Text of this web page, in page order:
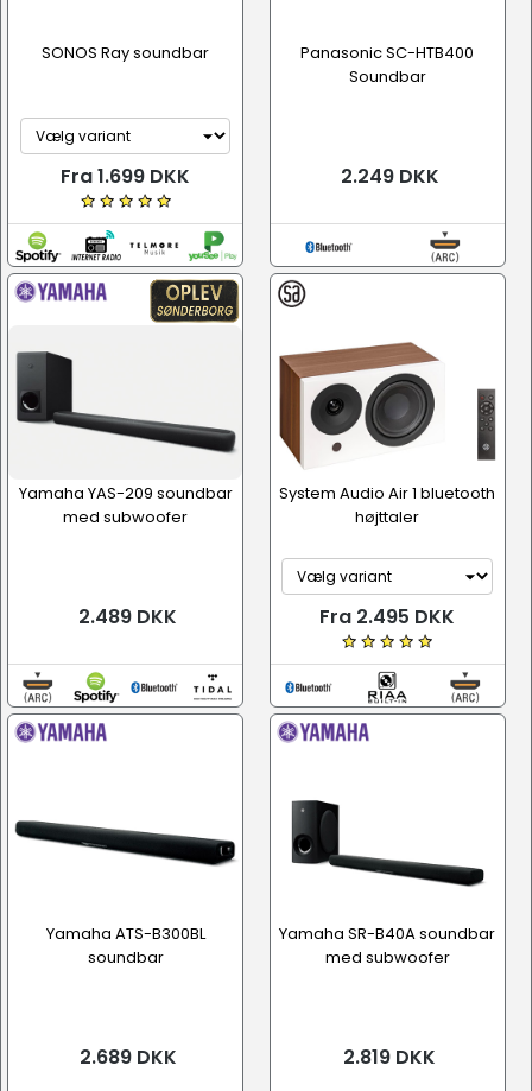
SONOS Ray soundbar
Fra 1.699 DKK
Panasonic SC-HTB400
Soundbar
2.249 DKK
Yamaha YAS-209 soundbar
med subwoofer
2.489 DKK
System Audio Air 1 bluetooth
højttaler
Fra 2.495 DKK
Yamaha ATS-B300BL
soundbar
2.689 DKK
Yamaha SR-B40A soundbar
med subwoofer
2.819 DKK